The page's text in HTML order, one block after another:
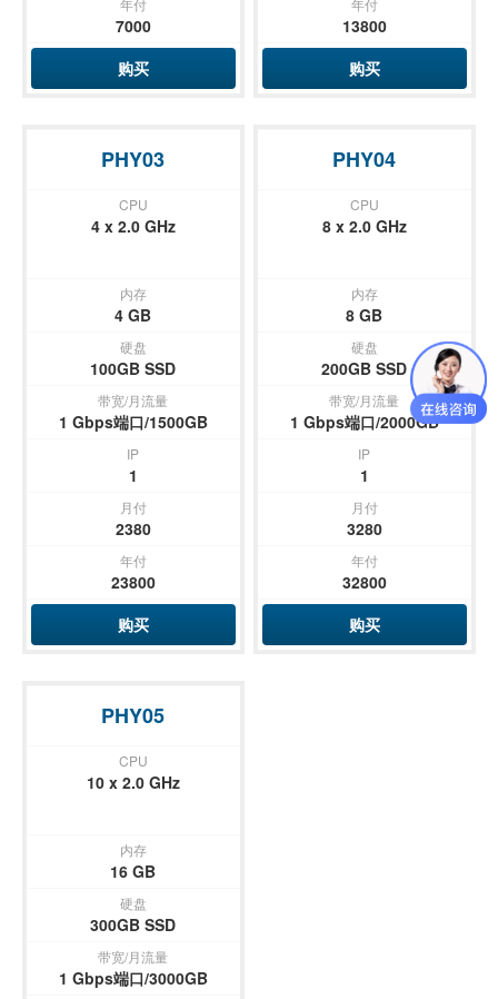
年付
7000
购买
年付
13800
购买
PHY03
CPU
4 x 2.0 GHz
内存
4 GB
硬盘
100GB SSD
带宽/月流量
1 Gbps端口/1500GB
IP
1
月付
2380
年付
23800
购买
PHY04
CPU
8 x 2.0 GHz
内存
8 GB
硬盘
200GB SSD
带宽/月流量
1 Gbps端口/2000GB
IP
1
月付
3280
年付
32800
购买
PHY05
CPU
10 x 2.0 GHz
内存
16 GB
硬盘
300GB SSD
带宽/月流量
1 Gbps端口/3000GB